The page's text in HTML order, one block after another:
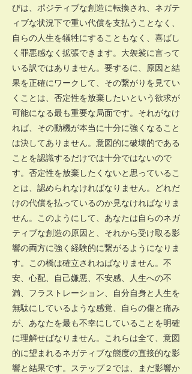
びは、ポジティブな創造に転換され、ネガテ
ィブな状況下で重い代償を支払うことなく、
自らの人生を犠牲にすることもなく、喜ばし
く罪悪感なく拡張できます。大袈裟に言って
いる訳ではありません。要するに、原因と結
果を正確にワークして、その繋がりを見てい
くことは、否定性を放棄したいという欲求が
可能になる最も重要な局面です。それがなけ
れば、その動機が本当に十分に強くなること
は決してありません。意図的に破壊的である
ことを認識するだけでは十分ではないので
す。否定性を放棄したくないと思っているこ
とは、認められなければなりません。どれだ
けの代償を払っているのか見なければなりま
せん。このようにして、あなたは自らのネガ
ティブな創造の原因と、それから受け取る影
響の両方に強く経験的に繋がるようになりま
す。この橋は確立されねばなりません。不
安、心配、自己嫌悪、不安感、人生への不
満、フラストレーション、自分自身と人生を
無駄にしているような感覚、自らの傷と痛み
が、あなたを最も不幸にしていることを明確
に理解せばなりません。これらは全て、意図
的に望まれるネガティブな態度の直接的な影
響と結果です。ステップ２では、まだ影響か